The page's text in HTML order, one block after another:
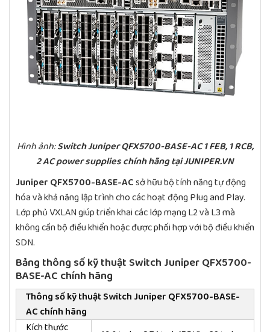
Hình ảnh:Switch Juniper QFX5700-BASE-AC 1 FEB, 1 RCB,
2 AC power supplies chính hãng tại JUNIPER.VN
Juniper QFX5700-BASE-ACsở hữu bộ tính năng tự động
hóa và khả năng lập trình cho các hoạt động Plug and Play.
Lớp phủ VXLAN giúp triển khai các lớp mạng L2 và L3 mà
không cần bộ điều khiển hoặc được phối hợp với bộ điều khiển
SDN.
Bảng thông số kỹ thuật Switch Juniper QFX5700-
BASE-AC chính hãng
Thông số kỹ thuật Switch Juniper QFX5700-BASE-
AC chính hãng
Kích thước